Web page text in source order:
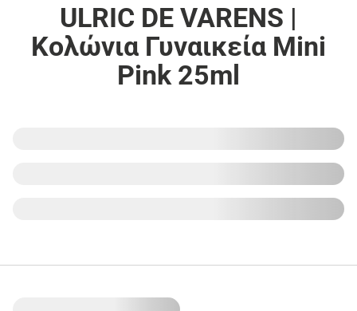
ULRIC DE VARENS |
Κολώνια Γυναικεία Mini
Pink 25ml